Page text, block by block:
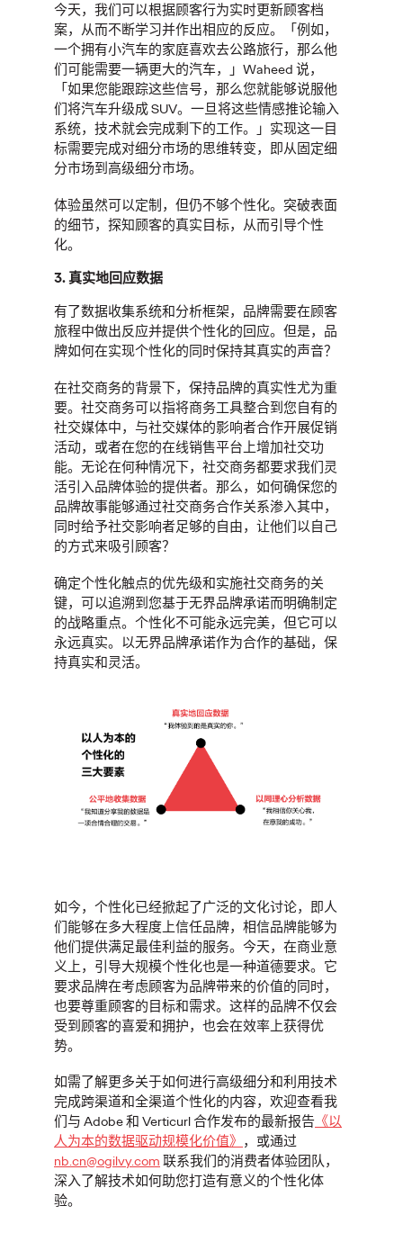
今天，我们可以根据顾客行为实时更新顾客档
案，从而不断学习并作出相应的反应。「例如，
一个拥有小汽车的家庭喜欢去公路旅行，那么他
们可能需要一辆更大的汽车，」 Waheed 说，
「如果您能跟踪这些信号，那么您就能够说服他
们将汽车升级成SUV。一旦将这些情感推论输入
系统，技术就会完成剩下的工作。」实现这一目
标需要完成对细分市场的思维转变，即从固定细
分市场到高级细分市场。
体验虽然可以定制，但仍不够个性化。突破表面
的细节，探知顾客的真实目标，从而引导个性
化。
3.真实地回应数据
有了数据收集系统和分析框架，品牌需要在顾客
旅程中做出反应并提供个性化的回应。但是，品
牌如何在实现个性化的同时保持其真实的声音？
在社交商务的背景下，保持品牌的真实性尤为重
要。社交商务可以指将商务工具整合到您自有的
社交媒体中，与社交媒体的影响者合作开展促销
活动，或者在您的在线销售平台上增加社交功
能。无论在何种情况下，社交商务都要求我们灵
活引入品牌体验的提供者。那么，如何确保您的
品牌故事能够通过社交商务合作关系渗入其中，
同时给予社交影响者足够的自由，让他们以自己
的方式来吸引顾客？
确定个性化触点的优先级和实施社交商务的关
键，可以追溯到您基于无界品牌承诺而明确制定
的战略重点。 个性化不可能永远完美，但它可以
永远真实。以无界品牌承诺作为合作的基础，保
持真实和灵活。
如今，个性化已经掀起了广泛的文化讨论，即人
们能够在多大程度上信任品牌，相信品牌能够为
他们提供满足最佳利益的服务。今天，在商业意
义上，引导大规模个性化也是一种道德要求。它
要求品牌在考虑顾客为品牌带来的价值的同时，
也要尊重顾客的目标和需求。这样的品牌不仅会
受到顾客的喜爱和拥护，也会在效率上获得优
势。
如需了解更多关于如何进行高级细分和利用技术
完成跨渠道和全渠道个性化的内容，欢迎查看我
们与 Adobe和 Verticurl合作发布的最新报告 《以
人为本的数据驱动规模化价值》 ，或通过
nb.cn@ogilvy.com 联系我们的消费者体验团队，
深入了解技术如何助您打造有意义的个性化体
验。
报告｜回归真实：重塑
社交营销的价值共鸣
奥美中国
告别算法红利，社交营销「回归真实」之道。掌握「五大真实
法则」，奥美最新社交营销趋势报告助力中国品牌全球化构建
深度联结，引领未来。
→
观点
报告｜粉丝浪潮：Z世
代与Alpha世代的增长
密码
奥美中国 13/01/2026
焦点，中国品牌需弃传统的流量思维转向粉丝生态挖掘，融入
海外年轻世代才能实现长效增长。
→
奥美亚太2025增长之书
解读获奖案例背后的创意，助力品牌实现卓越影响
→
观点
报告｜Z世代的经济十
字路口：品牌发展的世
代性机遇
奥美中国